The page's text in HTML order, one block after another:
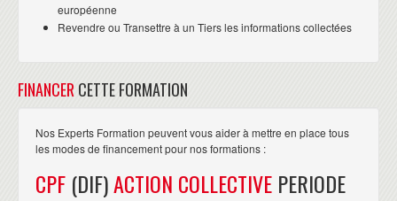
européenne
Revendre ou Transettre à un Tiers les informations collectées
FINANCER CETTE FORMATION
Nos Experts Formation peuvent vous aider à mettre en place tous
les modes de financement pour nos formations :
CPF (DIF)ACTION COLLECTIVE PERIODE